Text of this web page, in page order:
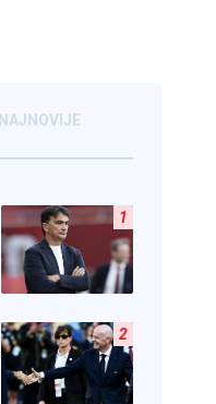
NAJNOVIJE
1
2